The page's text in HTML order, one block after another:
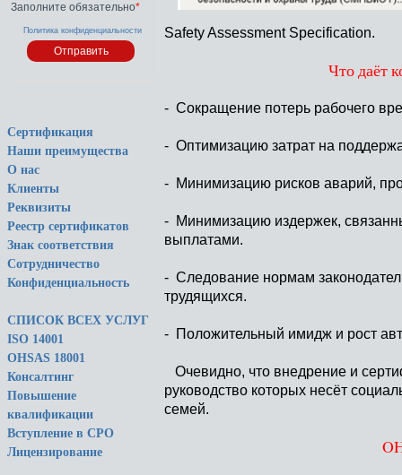
Заполните обязательно*
Политика конфиденциальности
Сертификация
Наши преимущества
О нас
Клиенты
Реквизиты
Реестр сертификатов
Знак соответствия
Сотрудничество
Конфиденциальность
СПИСОК ВСЕХ УСЛУГ
ISO 14001
OHSAS 18001
Консалтинг
Повышение
квалификации
Вступление в СРО
Лицензирование
Safety Assessment Specification.
Что даёт
- Сокращение потерь рабочего
- Оптимизацию затрат на
- Минимизацию рисков аварий,
- Минимизацию издержек,
выплатами.
- Следование нормам
трудящихся.
- Положительный имидж и рост
Очевидно, что внедрение и
руководство которых несёт
семей.